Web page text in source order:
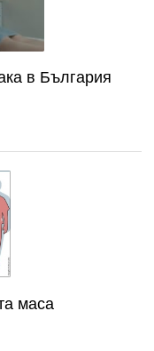
в България
маса